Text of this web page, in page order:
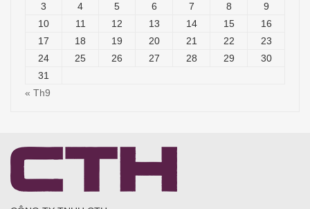
3
4 5 6 7 8
9
10
11 12 13 14 15
16
17
18 19 20 21 22
23
24
25 26 27 28 29
30
31
« Th9